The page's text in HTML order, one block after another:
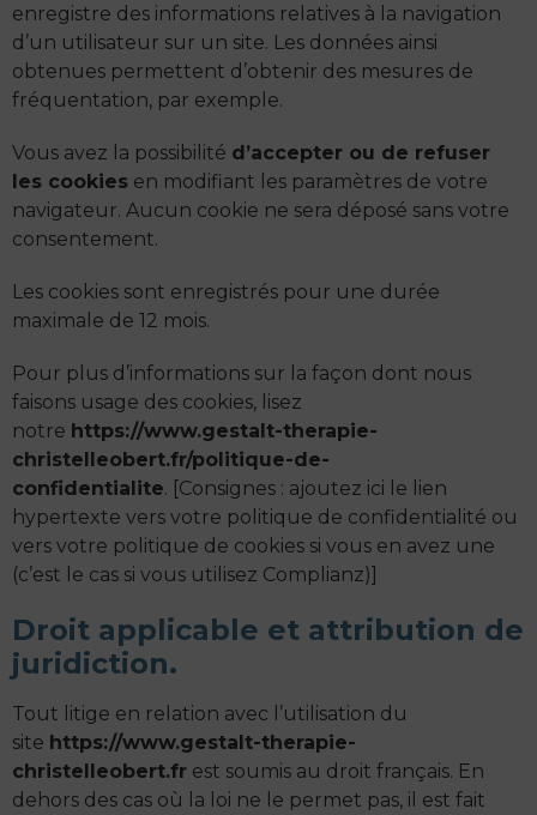
enregistre des informations relatives à la navigation
d’un utilisateur sur un site. Les données ainsi
obtenues permettent d’obtenir des mesures de
fréquentation, par exemple.
Vous avez la possibilité d’accepter ou de refuser
les cookies en modifiant les paramètres de votre
navigateur. Aucun cookie ne sera déposé sans votre
consentement.
Les cookies sont enregistrés pour une durée
maximale de 12 mois.
Pour plus d’informations sur la façon dont nous
faisons usage des cookies, lisez
notre https://www.gestalt-therapie-
christelleobert.fr/politique-de-
confidentialite. [Consignes : ajoutez ici le lien
hypertexte vers votre politique de confidentialité ou
vers votre politique de cookies si vous en avez une
(c’est le cas si vous utilisez Complianz)]
Droit applicable et attribution de
juridiction.
Tout litige en relation avec l’utilisation du
site https://www.gestalt-therapie-
christelleobert.fr est soumis au droit français. En
dehors des cas où la loi ne le permet pas, il est fait